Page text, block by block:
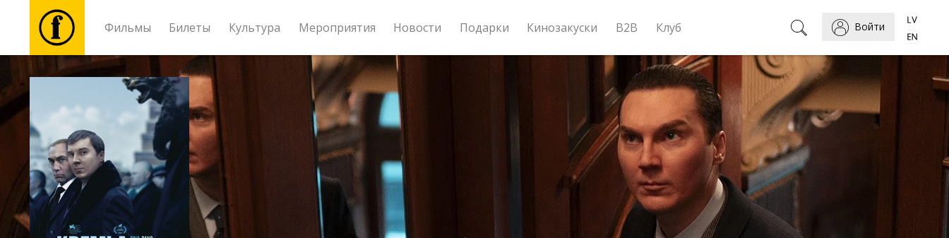
Фильмы Билеты Культура Мероприятия Новости Подарки Кинозакуски B2B Клуб Войти
Фильмы
Билеты
Культура
Мероприятия